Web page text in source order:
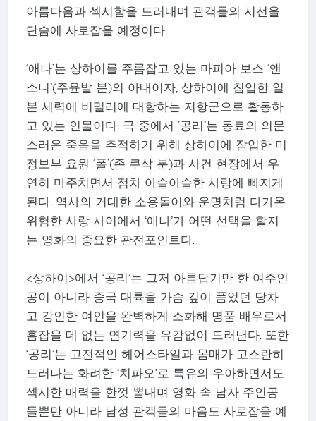
아름다움과 섹시함을 드러내며 관객들의 시선을
단숨에 사로잡을 예정이다.
‘애나’는 상하이를 주름잡고 있는 마피아 보스 ‘앤
소니’(주윤발 분)의 아내이자, 상하이에 침입한 일
본 세력에 비밀리에 대항하는 저항군으로 활동하
고 있는 인물이다. 극 중에서 ‘공리’는 동료의 의문
스러운 죽음을 추적하기 위해 상하이에 잠입한 미
정보부 요원 ‘폴’(존 쿠삭 분)과 사건 현장에서 우
연히 마주치면서 점차 아슬아슬한 사랑에 빠지게
된다. 역사의 거대한 소용돌이와 운명처럼 다가온
위험한 사랑 사이에서 ‘애나’가 어떤 선택을 할지
는 영화의 중요한 관전포인트다.
<상하이>에서 ‘공리’는 그저 아름답기만 한 여주인
공이 아니라 중국 대륙을 가슴 깊이 품었던 당차
고 강인한 여인을 완벽하게 소화해 명품 배우로서
흠잡을 데 없는 연기력을 유감없이 드러낸다. 또한
‘공리’는 고전적인 헤어스타일과 몸매가 고스란히
드러나는 화려한 ‘치파오’로 특유의 우아하면서도
섹시한 매력을 한껏 뽐내며 영화 속 남자 주인공
들뿐만 아니라 남성 관객들의 마음도 사로잡을 예